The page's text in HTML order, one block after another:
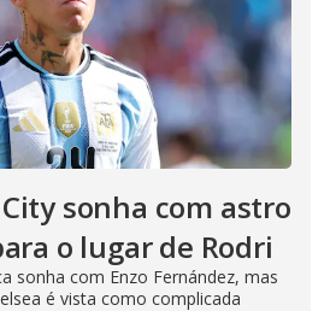
sonha com astro
o lugar de Rodri
sonha com Enzo Fernández, mas
é vista como complicada